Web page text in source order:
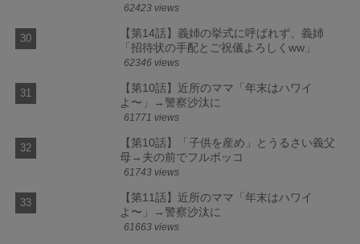
62423 views
【第14話】義姉の挙式に呼ばれず、義姉
「招待状の手配とご祝儀よろしくww」
62346 views
【第10話】近所のママ「年末はハワイ
よ〜」→警察沙汰に
61771 views
【第10話】「子供を産め」とうるさい義父
母→夫の前でフルボッコ
61743 views
【第11話】近所のママ「年末はハワイ
よ〜」→警察沙汰に
61663 views